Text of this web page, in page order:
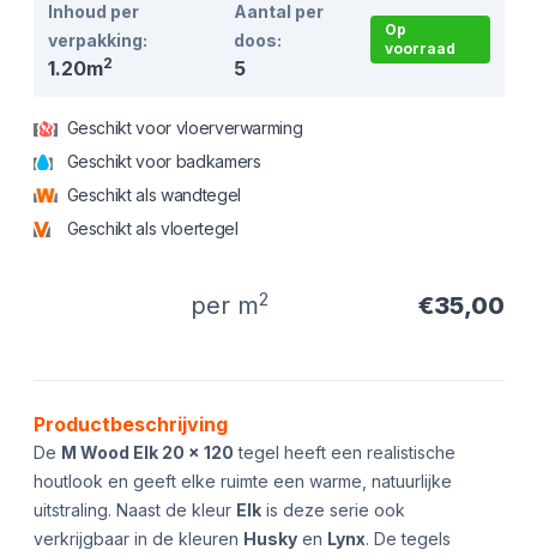
Inhoud per
verpakking:
1.20m2
Aantal per
doos:
5
Op
voorraad
Geschikt voor vloerverwarming
Geschikt voor badkamers
Geschikt als wandtegel
Geschikt als vloertegel
per m2 €35,00
Product informatie
Productbeschrijving
De M Wood Elk 20 × 120 tegel heeft een realistische
houtlook en geeft elke ruimte een warme, natuurlijke
uitstraling. Naast de kleur Elkis deze serie ook
verkrijgbaar in de kleuren Huskyen Lynx. De tegels